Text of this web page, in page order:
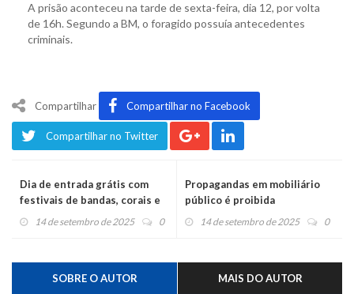
A prisão aconteceu na tarde de sexta-feira, dia 12, por volta
de 16h. Segundo a BM, o foragido possuía antecedentes
criminais.
Compartilhar Compartilhar no Facebook
Compartilhar no Twitter
Dia de entrada grátis com
festivais de bandas, corais e
orquestras, na Festa do
14 de setembro de 2025 0
Propagandas em mobiliário
público é proibida
14 de setembro de 2025 0
SOBRE O AUTOR MAIS DO AUTOR